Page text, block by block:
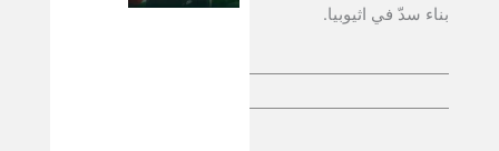
بناء سدّ في اثيوبيا.